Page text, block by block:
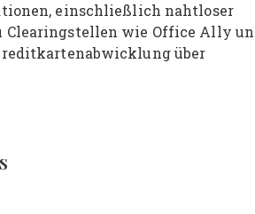
einschließlich nahtloser
Clearingstellen wie Office Ally
über